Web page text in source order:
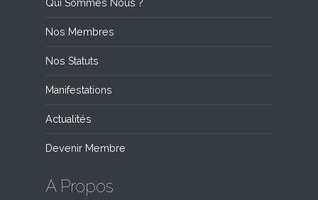
Qui Sommes Nous ?
Nos Membres
Nos Statuts
Manifestations
Actualités
Devenir Membre
A Propos